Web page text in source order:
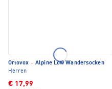
Ortovox · Alpine Low Wandersocken
Herren
€ 17,99